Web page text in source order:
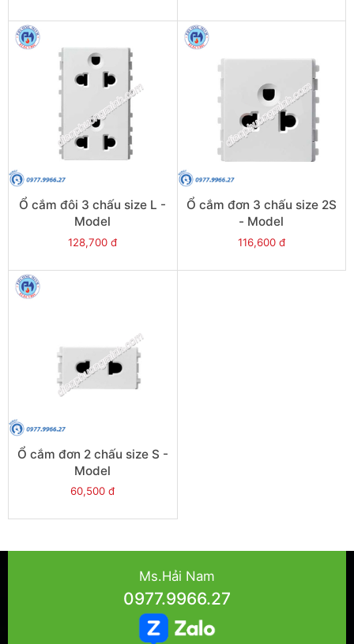
Ổ cắm đôi 3 chấu size L -
Model
84426LUES2_WE_G19
128,700 đ
Ổ cắm đơn 3 chấu size 2S
- Model
84426MUES_WE_G19
116,600 đ
Ổ cắm đơn 2 chấu size S -
Model
84426SUS_WE_G19
60,500 đ
Ms.Hải Nam
0977.9966.27